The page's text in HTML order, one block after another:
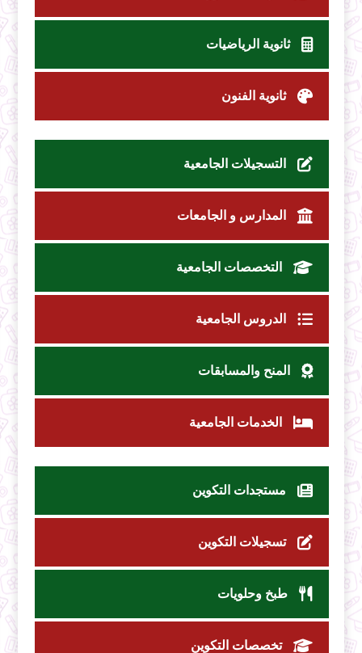
ثانوية الرياضيات
ثانوية الفنون
التسجيلات الجامعية
المدارس و الجامعات
التخصصات الجامعية
الدروس الجامعية
المنح والمسابقات
الخدمات الجامعية
مستجدات التكوين
تسجيلات التكوين
طبخ وحلويات
تخصصات التكوين